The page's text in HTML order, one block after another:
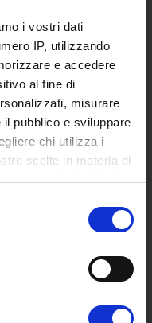
i vostri dati
IP, utilizzando
e accedere
al fine di
misurare
pubblico e sviluppare
chi utilizza i
scelte in materia di
proprietà digitale
in qualsiasi
o facendo clic
tua posizione
Online
- PEC
Insegnanti